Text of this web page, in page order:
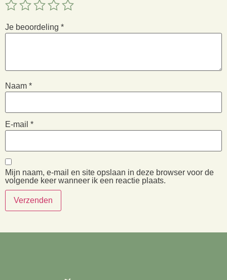
Je beoordeling *
Naam *
E-mail *
Mijn naam, e-mail en site opslaan in deze browser voor de
volgende keer wanneer ik een reactie plaats.